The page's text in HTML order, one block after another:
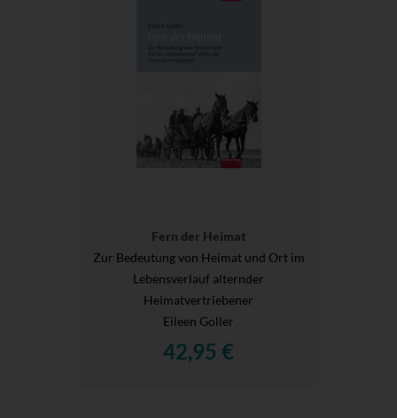
Fern der Heimat
Zur Bedeutung von Heimat und Ort im
Lebensverlauf alternder
Heimatvertriebener
Eileen Goller
42,95 €